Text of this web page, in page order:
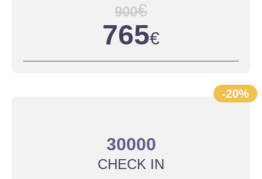
900€
765€
-20%
30000
CHECK IN